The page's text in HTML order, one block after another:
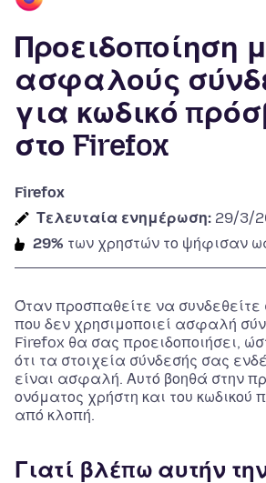
Προειδοποίηση
ασφαλούς
για κωδικό
στο Firefox
Firefox
Τελευταία ενημέρωση: 29/3/
29% των χρηστών το ψήφισαν
Όταν προσπαθείτε να συνδεθείτε
που δεν χρησιμοποιεί ασφαλή
Firefox θα σας προειδοποιήσει,
ότι τα στοιχεία σύνδεσής σας
είναι ασφαλή. Αυτό βοηθά στην
ονόματος χρήστη και του κωδικού
από κλοπή.
Γιατί βλέπω αυτήν